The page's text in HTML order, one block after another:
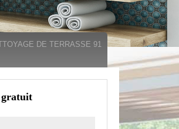
DE TERRASSE 91
gratuit